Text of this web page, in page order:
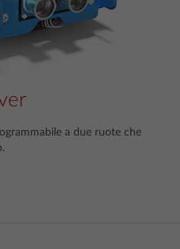
a due ruote che